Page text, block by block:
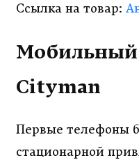
Ссылка на товар:
Мобильный
Cityman
Первые телефоны
стационарной